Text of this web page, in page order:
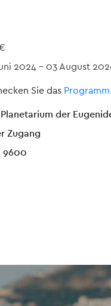
2024-03 August
Sie das
der
Zugang
9600